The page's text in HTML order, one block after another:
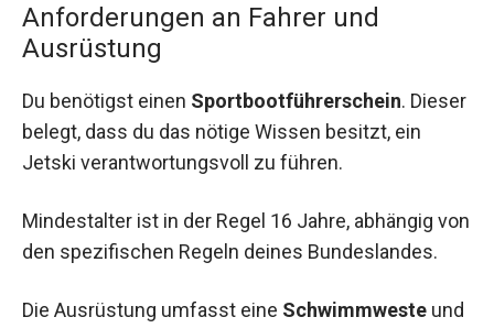
Anforderungen an Fahrer und
Ausrüstung
Du benötigst einen Sportbootführerschein. Dieser
belegt, dass du das nötige Wissen besitzt, ein
Jetski verantwortungsvoll zu führen.
Mindestalter ist in der Regel 16 Jahre, abhängig von
den spezifischen Regeln deines Bundeslandes.
Die Ausrüstung umfasst eine Schwimmweste und